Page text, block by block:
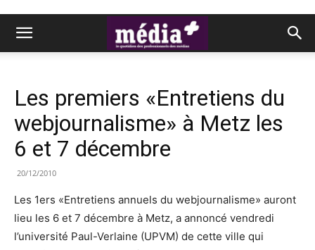
Les premiers «Entretiens du
webjournalisme» à Metz les
6 et 7 décembre
20/12/2010
Les 1ers «Entretiens annuels du webjournalisme» auront
lieu les 6 et 7 décembre à Metz, a annoncé vendredi
l’université Paul-Verlaine (UPVM) de cette ville qui